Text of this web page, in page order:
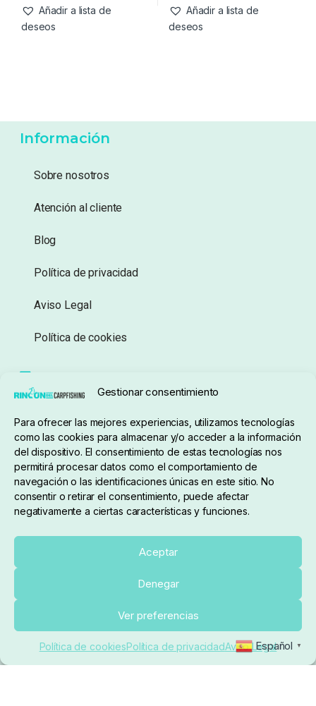
Gestionar consentimiento
Para ofrecer las mejores experiencias, utilizamos tecnologías
como las cookies para almacenar y/o acceder a la información
del dispositivo. El consentimiento de estas tecnologías nos
permitirá procesar datos como el comportamiento de
navegación o las identificaciones únicas en este sitio. No
consentir o retirar el consentimiento, puede afectar
negativamente a ciertas características y funciones.
Aceptar
Denegar
Ver preferencias
Política de cookiesPolítica de privacidadAviso Legal
Añadir a lista de
deseos
Añadir a lista de
deseos
Información
Sobre nosotros
Atención al cliente
Blog
Política de privacidad
Aviso Legal
Política de cookies
Sobre nosotros
910 824 923
Lunes a Viernes de 10:00 a 14:00 horas y 17:00 a
Español ▼